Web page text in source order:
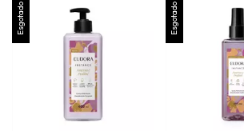
Esgotado Esgotado